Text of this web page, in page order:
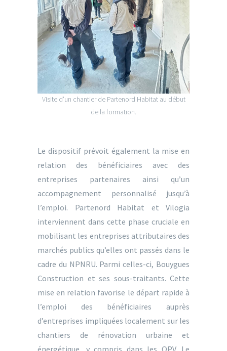
Visite d'un chantier de Partenord Habitat au début
de la formation.
Le dispositif prévoit également la mise en
relation des bénéficiaires avec des
entreprises partenaires ainsi qu’un
accompagnement personnalisé jusqu’à
l’emploi. Partenord Habitat et Vilogia
interviennent dans cette phase cruciale en
mobilisant les entreprises attributaires des
marchés publics qu’elles ont passés dans le
cadre du NPNRU. Parmi celles-ci, Bouygues
Construction et ses sous-traitants. Cette
mise en relation favorise le départ rapide à
l’emploi des bénéficiaires auprès
d’entreprises impliquées localement sur les
chantiers de rénovation urbaine et